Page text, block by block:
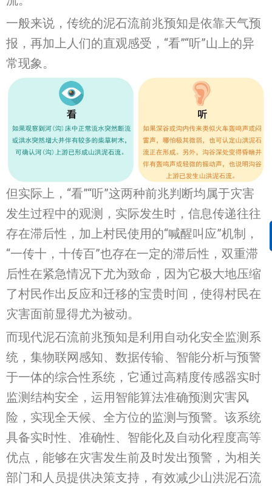
一般来说，传统的泥石流前兆预知是依靠天气预
报，再加上人们的直观感受，“看”“听”山上的异
常现象。
但实际上，“看”“听”这两种前兆判断均属于灾害
发生过程中的观测，实际发生时，信息传递往往
存在滞后性，加上村民使用的“喊醒叫应”机制，
“一传十，十传百”也存在一定的滞后性，双重滞
后性在紧急情况下尤为致命，因为它极大地压缩
了村民作出反应和迁移的宝贵时间，使得村民在
灾害面前显得尤为被动。
而现代泥石流前兆预知是利用自动化安全监测系
统，集物联网感知、数据传输、智能分析与预警
于一体的综合性系统，它通过高精度传感器实时
监测结构安全，运用智能算法准确预测灾害风
险，实现全天候、全方位的监测与预警。该系统
具备实时性、准确性、智能化及自动化程度高等
优点，能够在灾害发生前及时发出预警，为相关
部门和人员提供决策支持，有效减少山洪泥石流